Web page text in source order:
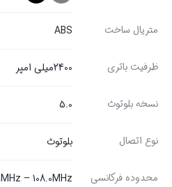
متریال ساخت ABS
ظرفیت باتری 2400میلی امپر
نسخه بلوتوث 5.0
نوع اتصال بلوتوث
محدوده فرکانسی – 108.0MHz